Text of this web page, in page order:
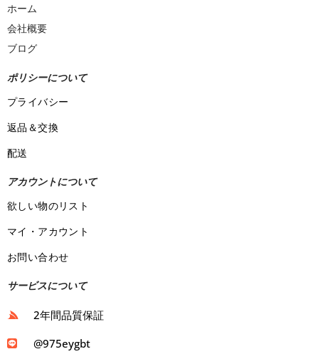
ホーム
会社概要
ブログ
ポリシーについて
プライバシー
返品＆交換
配送
アカウントについて
欲しい物のリスト
マイ・アカウント
お問い合わせ
サービスについて
2年間品質保証
@975eygbt